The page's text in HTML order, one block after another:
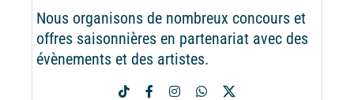
Nous organisons de nombreux concours et
offres saisonnières en partenariat avec des
évènements et des artistes.